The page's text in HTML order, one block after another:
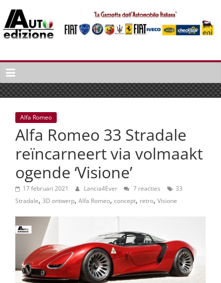
naar
inhoud
Auto
Edizione
La
Gazetta
dell'Automobile
Italiana
Italiaans
autonieuws
lifestyle
Alfa Romeo
Alfa Romeo 33 Stradale
reïncarneert via volmaakt
ogende ‘Visione’
17 februari 2021 Lancia4Ever 7 reacties
33
Stradale, 3D ontwerp, Alfa Romeo, concept, retro, Visione